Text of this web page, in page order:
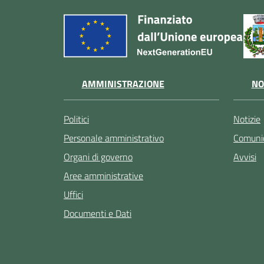
AMMINISTRAZIONE
Politici
Personale amministrativo
Organi di governo
Aree amministrative
Uffici
Documenti e Dati
Notizie
Avvisi